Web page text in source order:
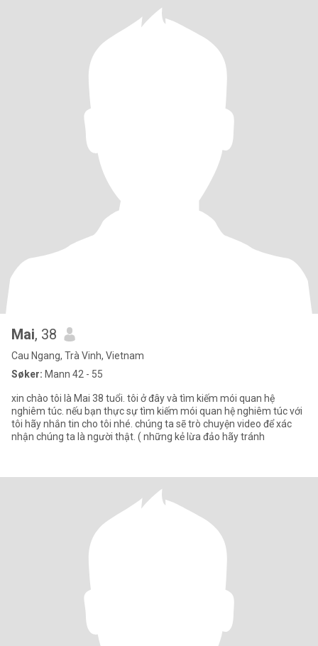
Mai, 38
Cau Ngang, Trà Vinh, Vietnam
Søker: Mann 42 - 55
xin chào tôi là Mai 38 tuổi. tôi ở đây và tìm kiếm mói quan hệ
nghiêm túc. nếu bạn thực sự tìm kiếm mói quan hệ nghiêm túc với
tôi hãy nhắn tin cho tôi nhé. chúng ta sẽ trò chuyện video để xác
nhận chúng ta là người thật. ( những kẻ lừa đảo hãy tránh